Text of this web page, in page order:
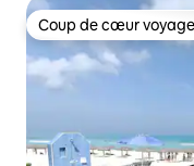
Coup de cœur
Coup de cœur